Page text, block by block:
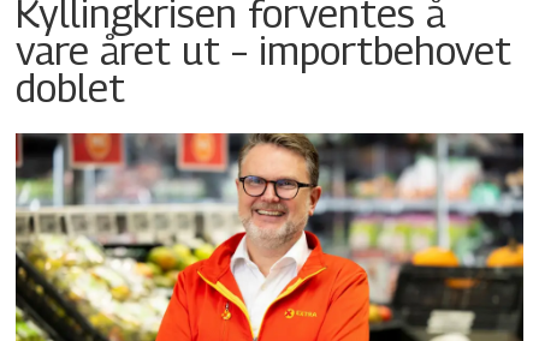
Kyllingkrisen forventes å
vare året ut – importbehovet
doblet